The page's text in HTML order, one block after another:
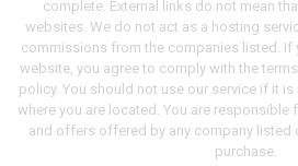
complete. External links do not mean
websites. We do not act as a hosting
commissions from the companies listed. If
website, you agree to comply with the
policy. You should not use our service if it
where you are located. You are
and offers offered by any company listed
purchase.